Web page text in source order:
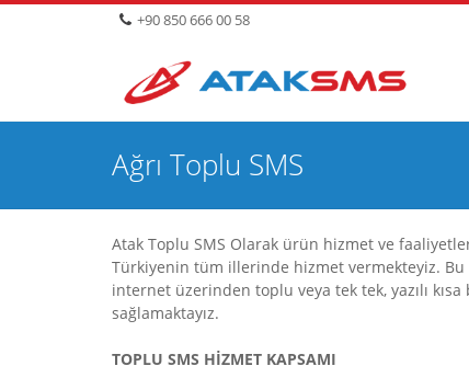
+90 850 666 00 58
Ağrı Toplu SMS
Atak Toplu SMS Olarak ürün hizmet ve
Türkiyenin tüm illerinde hizmet vermekteyiz. Bu
internet üzerinden toplu veya tek tek, yazılı
sağlamaktayız.
TOPLU SMS HİZMET KAPSAMI